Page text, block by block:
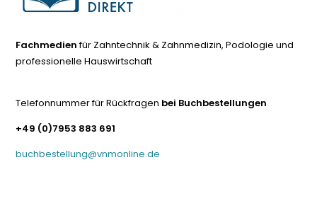
Fachmedienfür Zahntechnik & Zahnmedizin, Podologie und
professionelle Hauswirtschaft
Telefonnummer für Rückfragen bei Buchbestellungen
+49 (0)7953 883 691
buchbestellung@vnmonline.de